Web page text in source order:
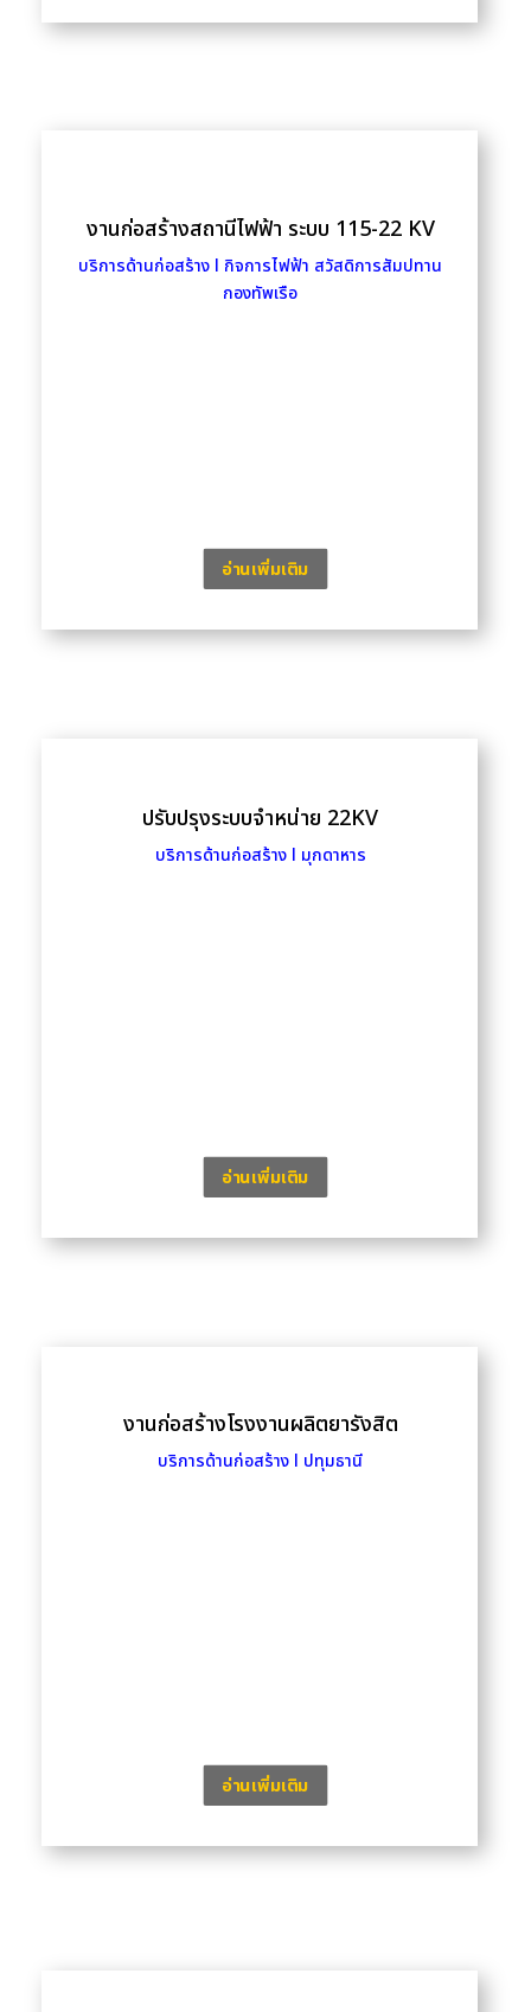
งานก่อสร้างสถานีไฟฟ้า ระบบ 115-22 KV
บริการด้านก่อสร้าง l กิจการไฟฟ้า สวัสดิการสัมปทาน
กองทัพเรือ
อ่านเพิ่มเติม
ปรับปรุงระบบจำหน่าย 22KV
บริการด้านก่อสร้าง l มุกดาหาร
อ่านเพิ่มเติม
งานก่อสร้างโรงงานผลิตยารังสิต
บริการด้านก่อสร้าง l ปทุมธานี
อ่านเพิ่มเติม